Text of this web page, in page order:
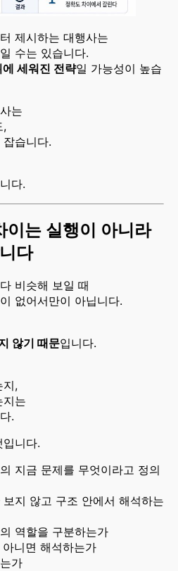
제시하는 대행사는
수는 있습니다.
에 세워진 전략일 가능성이 높습
는
,
습니다.
다.
이는 실행이 아니라
다
비슷해 보일 때
없어서만이 아닙니다.
않기 때문입니다.
지,
지는
.
니다.
지금 문제를 무엇이라고 정의
지 않고 구조 안에서 해석하는
역할을 구분하는가
니면 해석하는가
가